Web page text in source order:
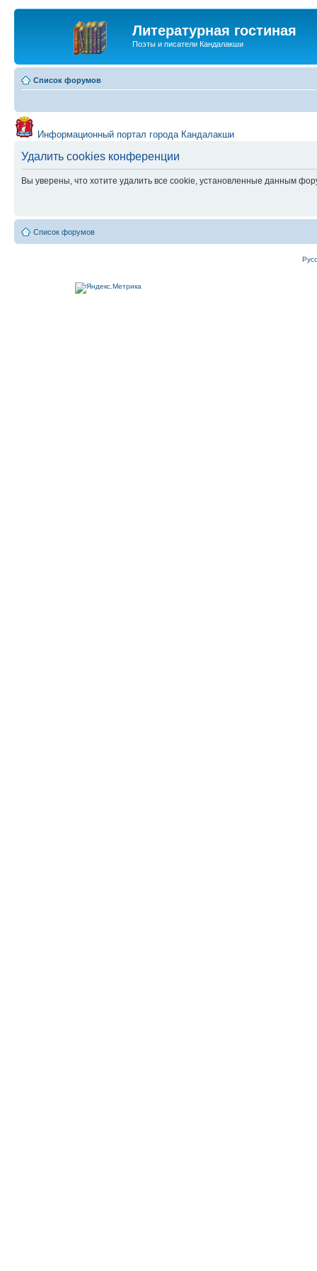
Литературная гостиная
Поэты и писатели Кандалакши
Список форумов
Информационный портал города Кандалакши
Удалить cookies конференции
Вы уверены, что хотите удалить все cookie, установленные данным
Список форумов